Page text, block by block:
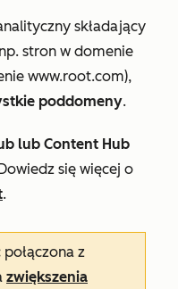
składający
stron w domenie
www.root.com),
poddomeny.
lub Content Hub
się więcej o
.
z
zwiększenia